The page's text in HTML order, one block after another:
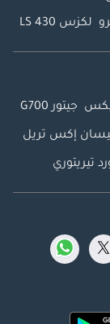
لكزس LS 430
جيتور G700
إكس تريل
تيريتوري